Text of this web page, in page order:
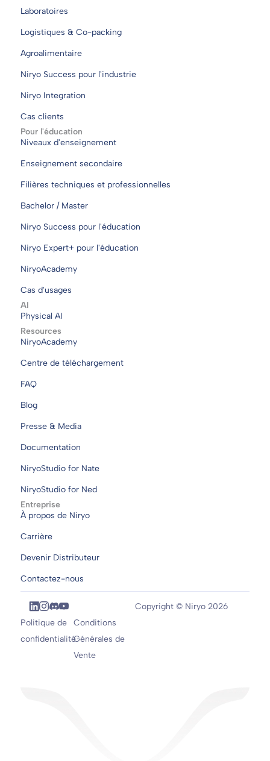
Laboratoires
Logistiques & Co-packing
Agroalimentaire
Niryo Success pour l'industrie
Niryo Integration
Cas clients
Pour l'éducation
Niveaux d'enseignement
Enseignement secondaire
Filières techniques et professionnelles
Bachelor / Master
Niryo Success pour l'éducation
Niryo Expert+ pour l'éducation
NiryoAcademy
Cas d'usages
AI
Physical AI
Resources
NiryoAcademy
Centre de téléchargement
FAQ
Blog
Presse & Media
Documentation
NiryoStudio for Nate
NiryoStudio for Ned
Entreprise
À propos de Niryo
Carrière
Devenir Distributeur
Contactez-nous
Politique de
confidentialité
Conditions
Générales de
Vente
Copyright © Niryo 2026